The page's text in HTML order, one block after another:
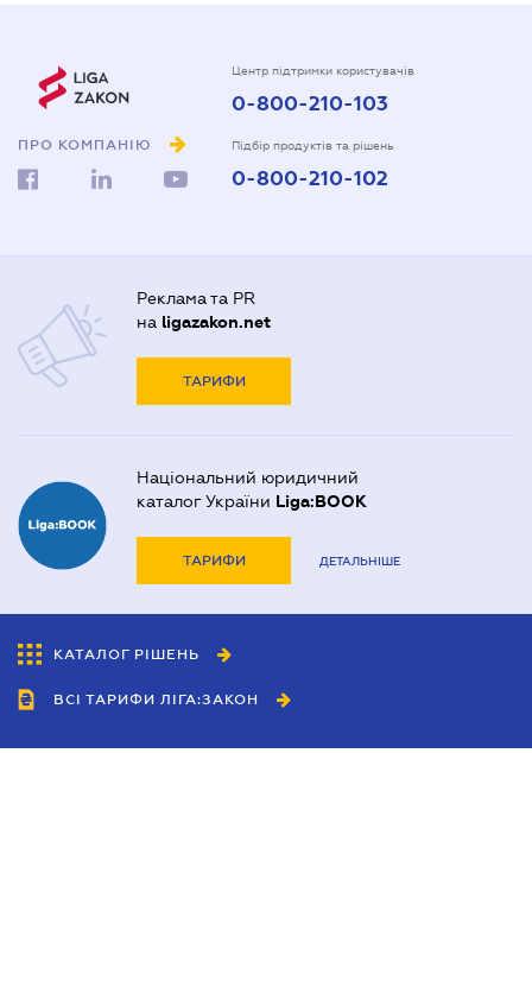
ПРО КОМПАНІЮ
Центр підтримки користувачів
0-800-210-103
Підбір продуктів та рішень
0-800-210-102
Реклама та PR
на ligazakon.net
ТАРИФИ
Національний юридичний
каталог України Liga:BOOK
ТАРИФИ ДЕТАЛЬНІШЕ
КАТАЛОГ РІШЕНЬ
ВСІ ТАРИФИ ЛІГА:ЗАКОН